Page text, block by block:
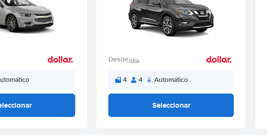
Desde/día
4 4 Automático
Seleccionar